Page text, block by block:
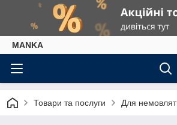
МАNKА
Товари та послуги Для немовлят